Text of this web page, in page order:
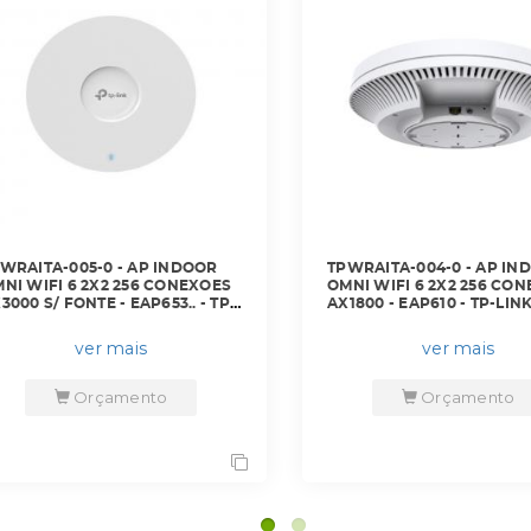
TPWRAITA-004-0 - AP INDOOR
OMNI WIFI 6 2X2 256 CONEXOES
AX1800 - EAP610 - TP-LINK
ver mais
Orçamento
DNMTMRMA-002-0 -
19POL MONOBLOCO
ACRILICO 12U 550 X
ver mais